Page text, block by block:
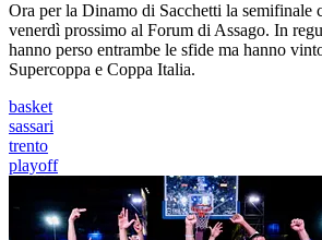
Ora per la Dinamo di Sacchetti la semifinale
venerdì prossimo al Forum di Assago. In
hanno perso entrambe le sfide ma hanno
Supercoppa e Coppa Italia.
basket
sassari
trento
playoff